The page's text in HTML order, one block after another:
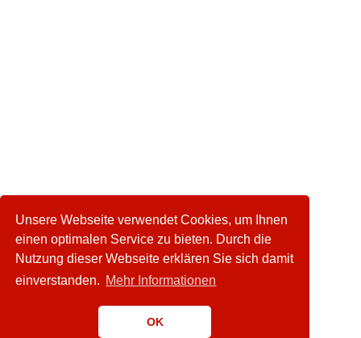
Unsere Webseite verwendet Cookies, um Ihnen
einen optimalen Service zu bieten. Durch die
Nutzung dieser Webseite erklären Sie sich damit
einverstanden. Mehr Informationen
OK